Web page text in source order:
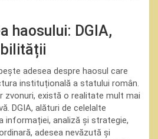
haosului: DGIA,
adesea despre haosul care
instituțională a statului român.
zvonuri, există o realitate mult mai
DGIA, alături de celelalte
informației, analiză și strategie,
adesea nevăzută și